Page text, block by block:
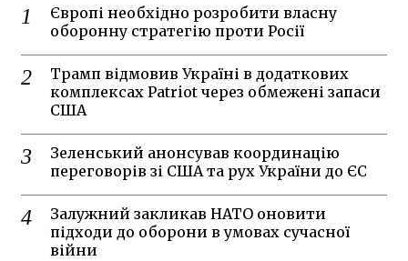
Європі необхідно розробити власну
оборонну стратегію проти Росії
Трамп відмовив Україні в додаткових
комплексах Patriot через обмежені запаси
США
Зеленський анонсував координацію
переговорів зі США та рух України до ЄС
Залужний закликав НАТО оновити
підходи до оборони в умовах сучасної
війни